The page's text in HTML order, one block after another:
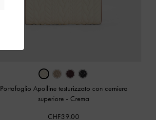
Portafoglio Apolline testurizzato con cerniera
superiore - Crema
CHF39.00